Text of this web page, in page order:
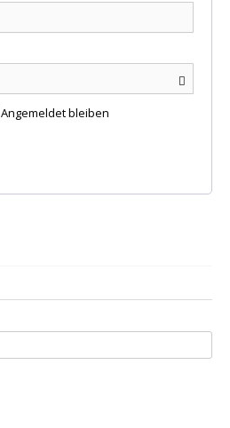
Angemeldet bleiben